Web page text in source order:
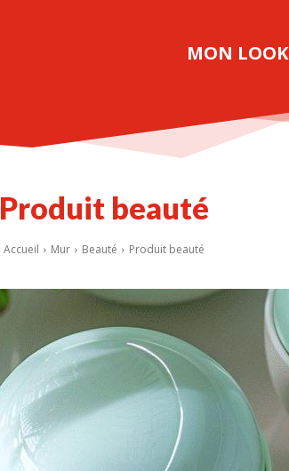
MON LOOK
Produit beauté
Accueil Mur Beauté Produit beauté